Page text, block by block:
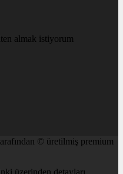
almak istiyorum
© üretilmiş premium
üzerinden detayları